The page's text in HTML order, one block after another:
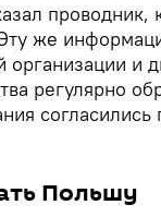
проводник,
же
организации и
регулярно
согласились
Польшу